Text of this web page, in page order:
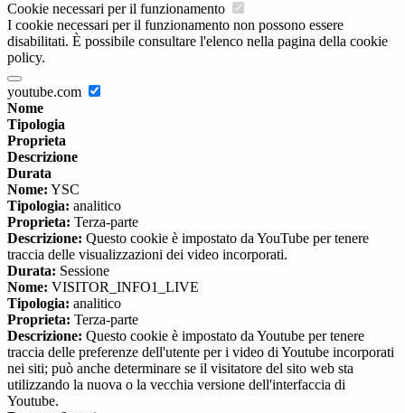
Cookie necessari per il funzionamento
I cookie necessari per il funzionamento non possono essere
disabilitati. È possibile consultare l'elenco nella pagina della cookie
policy.
youtube.com
Nome
Tipologia
Proprieta
Descrizione
Durata
Nome: YSC
Tipologia: analitico
Proprieta: Terza-parte
Descrizione: Questo cookie è impostato da YouTube per tenere
traccia delle visualizzazioni dei video incorporati.
Durata: Sessione
Nome: VISITOR_INFO1_LIVE
Tipologia: analitico
Proprieta: Terza-parte
Descrizione: Questo cookie è impostato da Youtube per tenere
traccia delle preferenze dell'utente per i video di Youtube incorporati
nei siti; può anche determinare se il visitatore del sito web sta
utilizzando la nuova o la vecchia versione dell'interfaccia di
Youtube.